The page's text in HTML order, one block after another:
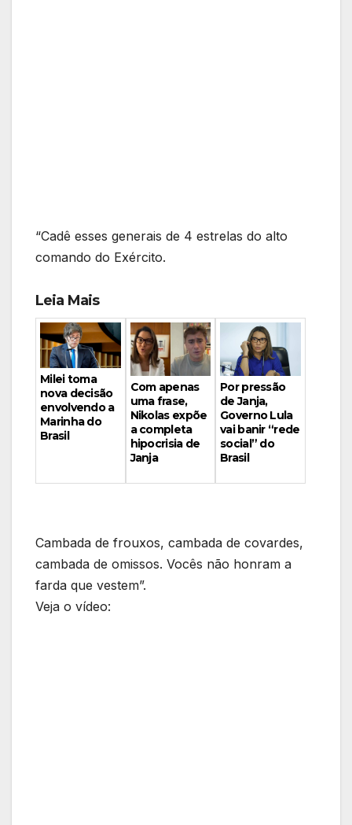
“Cadê esses generais de 4 estrelas do alto
comando do Exército.
Leia Mais
Milei toma
nova decisão
envolvendo a
Marinha do
Brasil
Com apenas
uma frase,
Nikolas expõe
a completa
hipocrisia de
Janja
Por pressão
de Janja,
Governo Lula
vai banir “rede
social” do
Brasil
Cambada de frouxos, cambada de covardes,
cambada de omissos. Vocês não honram a
farda que vestem”.
Veja o vídeo: